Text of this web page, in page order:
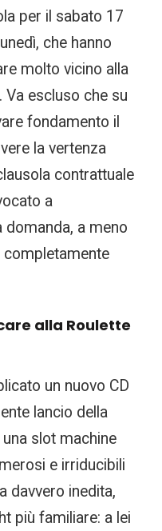
per il sabato 17
che hanno
molto vicino alla
escluso che su
fondamento il
la vertenza
contrattuale
a
a meno
completamente
alla Roulette
un nuovo CD
lancio della
slot machine
e irriducibili
davvero inedita,
più familiare: a lei